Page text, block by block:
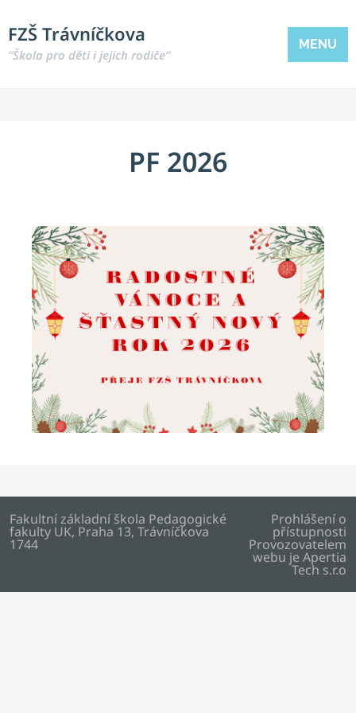
FZŠ Trávníčkova
“Škola pro děti i jejich rodiče“
MENU
PF 2026
Fakultní základní škola Pedagogické
fakulty UK, Praha 13, Trávníčkova
1744
Prohlášení o
přístupnosti
Provozovatelem
webu je Apertia
Tech s.r.o